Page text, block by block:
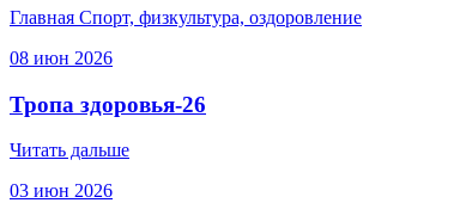
Главная Спорт, физкультура, оздоровление
08 июн 2026
Тропа здоровья-26
Читать дальше
03 июн 2026